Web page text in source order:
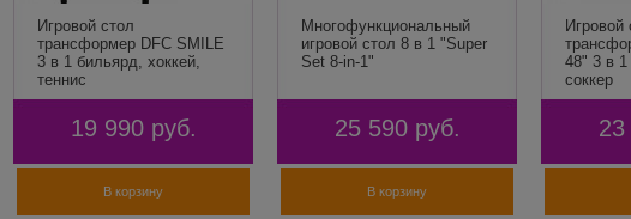
Игровой стол
трансформер DFC SMILE
3 в 1 бильярд, хоккей,
теннис
19 990 руб.
В корзину
Многофункциональный
игровой стол 8 в 1 "Super
Set 8-in-1"
25 590 руб.
В корзину
Игровой
48" 3 в 1
соккер
23